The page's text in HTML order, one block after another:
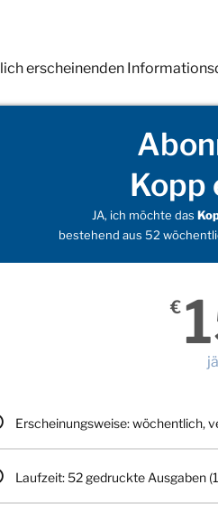
erscheinenden
Kopp
JA, ich möchte das
bestehend aus 52
€
Erscheinungsweise: wöchentlich,
Laufzeit: 52 gedruckte Ausgaben